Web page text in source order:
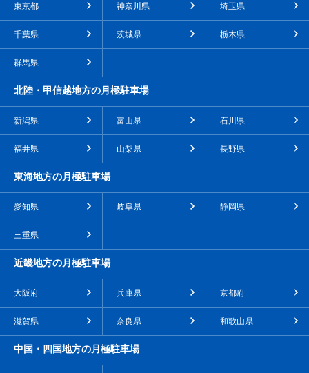
東京都 神奈川県 埼玉県
千葉県 茨城県 栃木県
群馬県
北陸・甲信越地方の月極駐車場
新潟県 富山県 石川県
福井県 山梨県 長野県
東海地方の月極駐車場
愛知県 岐阜県 静岡県
三重県
近畿地方の月極駐車場
大阪府 兵庫県 京都府
滋賀県 奈良県 和歌山県
中国・四国地方の月極駐車場